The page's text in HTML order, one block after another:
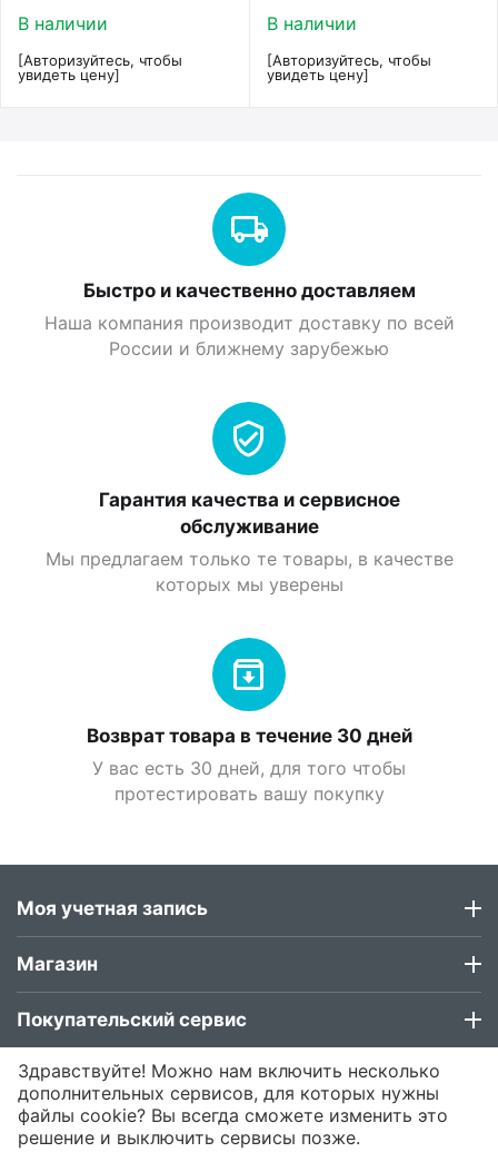
В наличии
[Авторизуйтесь, чтобы
увидеть цену]
В наличии
[Авторизуйтесь, чтобы
увидеть цену]
Быстро и качественно доставляем
Наша компания производит доставку по всей
России и ближнему зарубежью
Гарантия качества и сервисное
обслуживание
Мы предлагаем только те товары, в качестве
которых мы уверены
Возврат товара в течение 30 дней
У вас есть 30 дней, для того чтобы
протестировать вашу покупку
Моя учетная запись
Магазин
Покупательский сервис
Контакты
© 2015 - 2026 Roubloff .
Здравствуйте! Можно нам включить несколько
дополнительных сервисов, для которых нужны
файлы cookie? Вы всегда сможете изменить это
решение и выключить сервисы позже.